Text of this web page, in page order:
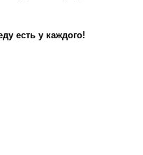
есть у каждого!